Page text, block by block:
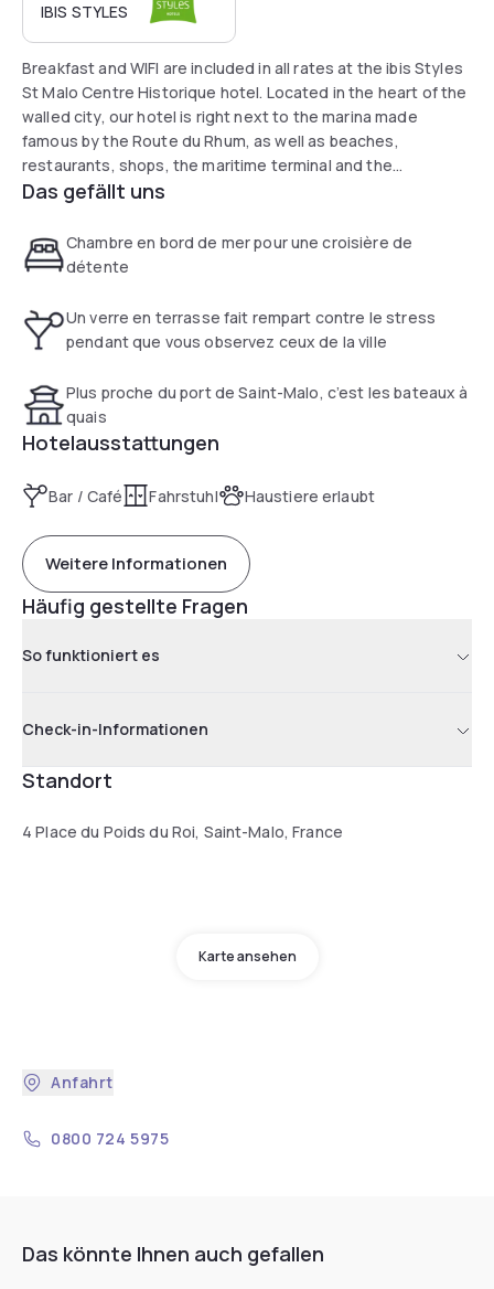
IBIS STYLES
Breakfast and WIFI are included in all rates at the ibis Styles
St Malo Centre Historique hotel. Located in the heart of the
walled city, our hotel is right next to the marina made
famous by the Route du Rhum, as well as beaches,
restaurants, shops, the maritime terminal and the
convention center, and is just a few minutes from Dinard,
hotel has 39 rooms, a living area, a children area, a bar and a
terrace overlooking the city walls.
Das gefällt uns
Chambre en bord de mer pour une croisière de
détente
Un verre en terrasse fait rempart contre le stress
pendant que vous observez ceux de la ville
Plus proche du port de Saint-Malo, c’est les bateaux à
quais
Hotelausstattungen
Bar / Café Fahrstuhl Haustiere erlaubt
Weitere Informationen
Häufig gestellte Fragen
So funktioniert es
Check-in-Informationen
Standort
4 Place du Poids du Roi, Saint-Malo, France
Karte ansehen
Anfahrt
0800 724 5975
Das könnte Ihnen auch gefallen